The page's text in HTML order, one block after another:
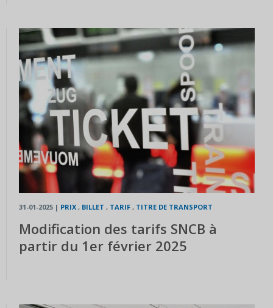
31-01-2025 | PRIX , BILLET , TARIF , TITRE DE TRANSPORT
Modification des tarifs SNCB à
partir du 1er février 2025